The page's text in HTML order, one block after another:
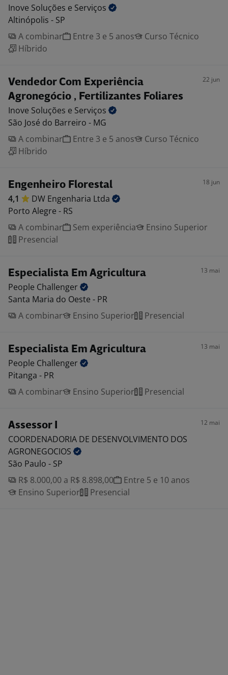
Inove Soluções e Serviços
Altinópolis - SP
A combinar
Entre 3 e 5 anos
Curso Técnico
Híbrido
Vendedor Com Experiência
Agronegócio , Fertilizantes Foliares
22 jun
Inove Soluções e Serviços
São José do Barreiro - MG
A combinar
Entre 3 e 5 anos
Curso Técnico
Híbrido
Engenheiro Florestal 18 jun
4,1 DW Engenharia Ltda
Porto Alegre - RS
A combinar
Sem experiência
Ensino Superior
Presencial
Especialista Em Agricultura 13 mai
People Challenger
Santa Maria do Oeste - PR
A combinar
Ensino Superior Presencial
Especialista Em Agricultura 13 mai
People Challenger
Pitanga - PR
A combinar
Ensino Superior Presencial
Assessor I 12 mai
COORDENADORIA DE DESENVOLVIMENTO DOS
AGRONEGOCIOS
São Paulo - SP
R$ 8.000,00 a R$ 8.898,00
Entre 5 e 10 anos
Ensino Superior
Presencial